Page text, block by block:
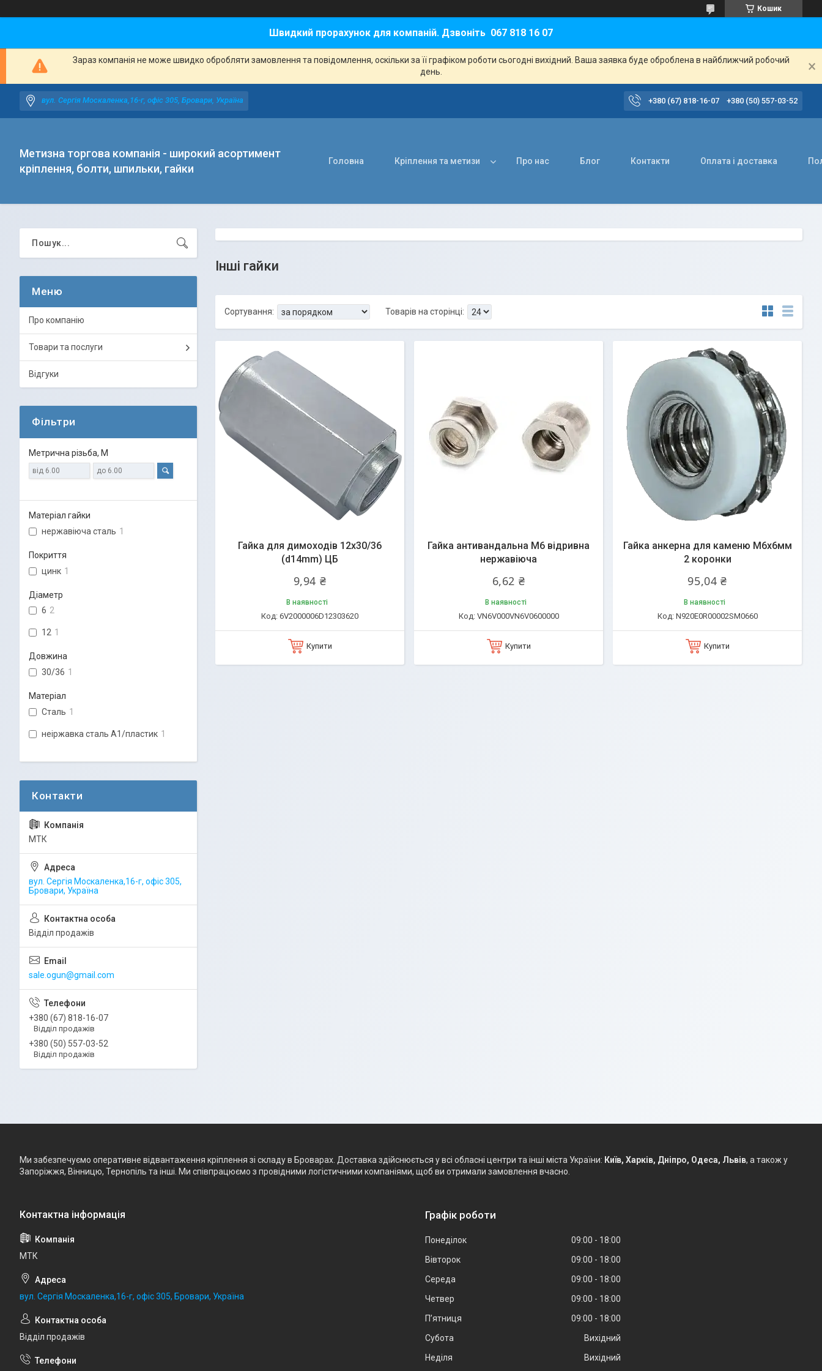
Кошик
Швидкий прорахунок для компаній. Дзвоніть 067 818 16 07
Зараз компанія не може швидко обробляти замовлення та повідомлення, оскільки за її графіком роботи сьогодні вихідний. Ваша заявка буде оброблена в найближчий робочий
день.
вул. Сергія Москаленка,16-г, офіс 305, Бровари, Україна +380 (67) 818-16-07 +380 (50) 557-03-52
Метизна торгова компанія - широкий асортимент
кріплення, болти, шпильки, гайки
Головна Кріплення та метизи Про нас Блог Контакти Оплата і доставка
Інші гайки
Гайка для димоходів 12х30/36
(d14mm) ЦБ
9,94 ₴
В наявності
6V2000006D12303620
Купити
Гайка антивандальна М6 відривна
нержавіюча
6,62 ₴
В наявності
VN6V000VN6V0600000
Купити
Гайка анкерна для каменю М6х6мм
2 коронки
95,04 ₴
В наявності
N920E0R00002SM0660
Купити
Про компанію
Товари та послуги
Відгуки
Фільтри
Метрична різьба, М
Матеріал гайки
нержавіюча сталь 1
Покриття
цинк 1
Діаметр
6 2
12 1
Довжина
30/36 1
Матеріал
Сталь 1
неіржавка сталь А1/пластик 1
МТК
вул. Сергія Москаленка,16-г, офіс 305,
Бровари, Україна
Відділ продажів
sale.ogun@gmail.com
+380 (67) 818-16-07
Відділ продажів
+380 (50) 557-03-52
Відділ продажів
Ми забезпечуємо оперативне відвантаження кріплення зі складу в Броварах. Доставка здійснюється у всі обласні центри та інші міста України: Київ, Харків, Дніпро, Одеса, Львів, а також у
Запоріжжя, Вінницю, Тернопіль та інші. Ми співпрацюємо з провідними логістичними компаніями, щоб ви отримали замовлення вчасно.
МТК
вул. Сергія Москаленка,16-г, офіс 305, Бровари, Україна
Відділ продажів
Графік роботи
Понеділок 09:00
18:00
Вівторок
09:00
18:00
Середа
09:00
18:00
Четвер
09:00
18:00
Пʼятниця
09:00
18:00
Субота
Вихідний
Неділя
Вихідний